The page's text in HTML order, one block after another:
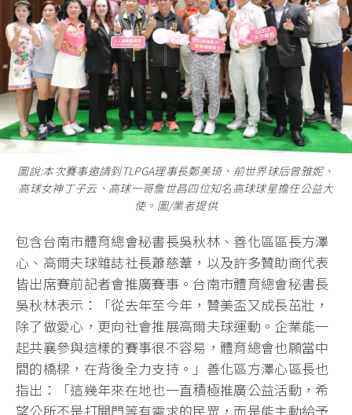
圖說:本次賽事邀請到TLPGA理事長鄭美琦、前世界球后曾雅妮、
高球女神丁子云、高球一哥詹世昌四位知名高球球星擔任公益大
使。圖/業者提供
包含台南市體育總會秘書長吳秋林、善化區區長方澤
心、高爾夫球雜誌社長蕭慈葦，以及許多贊助商代表
皆出席賽前記者會推廣賽事。台南市體育總會秘書長
吳秋林表示：「從去年至今年，贊美盃又成長茁壯，
除了做愛心，更向社會推展高爾夫球運動。企業能一
起共襄參與這樣的賽事很不容易，體育總會也願當中
間的橋樑，在背後全力支持。」善化區方澤心區長也
指出：「這幾年來在地也一直積極推廣公益活動，希
望公所不是打開門等有需求的民眾，而是能主動給予